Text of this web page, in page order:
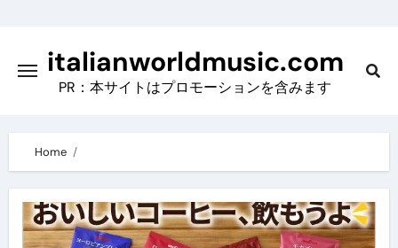
contentitalianworldmusic.com
PR：本サイトはプロモーションを含みます
Home